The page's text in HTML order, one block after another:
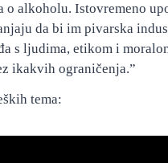
alkoholu. Istovremeno
da bi im pivarska
s ljudima, etikom i
ikakvih ograničenja.”
tema: